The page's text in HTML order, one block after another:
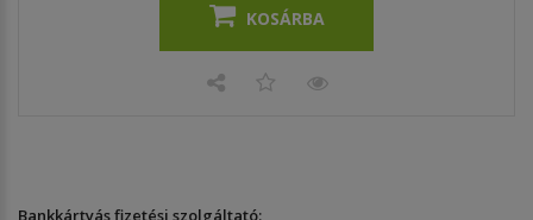
KOSÁRBA
Bankkártyás fizetési szolgáltató: